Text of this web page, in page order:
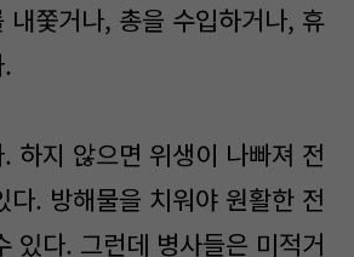
내쫓거나, 총을 수입하거나, 휴
하지 않으면 위생이 나빠져 전
다. 방해물을 치워야 원활한 전
있다. 그런데 병사들은 미적거